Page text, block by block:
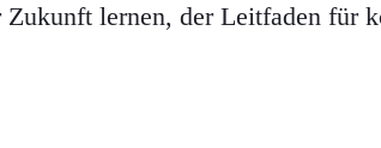
lernen, der Leitfaden für